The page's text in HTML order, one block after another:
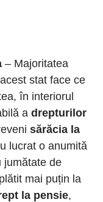
– Majoritatea
stat face ce
în interiorul
a drepturilor
sărăcia la
lucrat o anumită
jumătate de
mai puțin la
la pensie,